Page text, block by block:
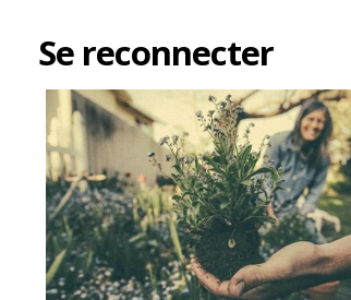
Se reconnecter